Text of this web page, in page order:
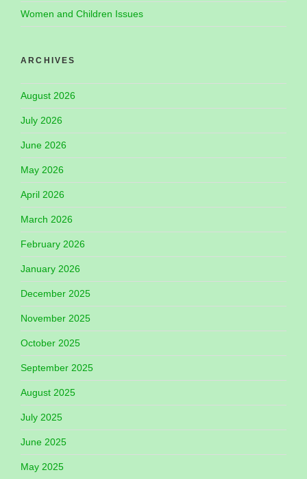
Women and Children Issues
ARCHIVES
August 2026
July 2026
June 2026
May 2026
April 2026
March 2026
February 2026
January 2026
December 2025
November 2025
October 2025
September 2025
August 2025
July 2025
June 2025
May 2025